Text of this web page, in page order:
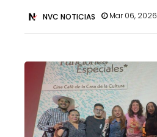
NVC NOTICIAS Mar 06, 2026